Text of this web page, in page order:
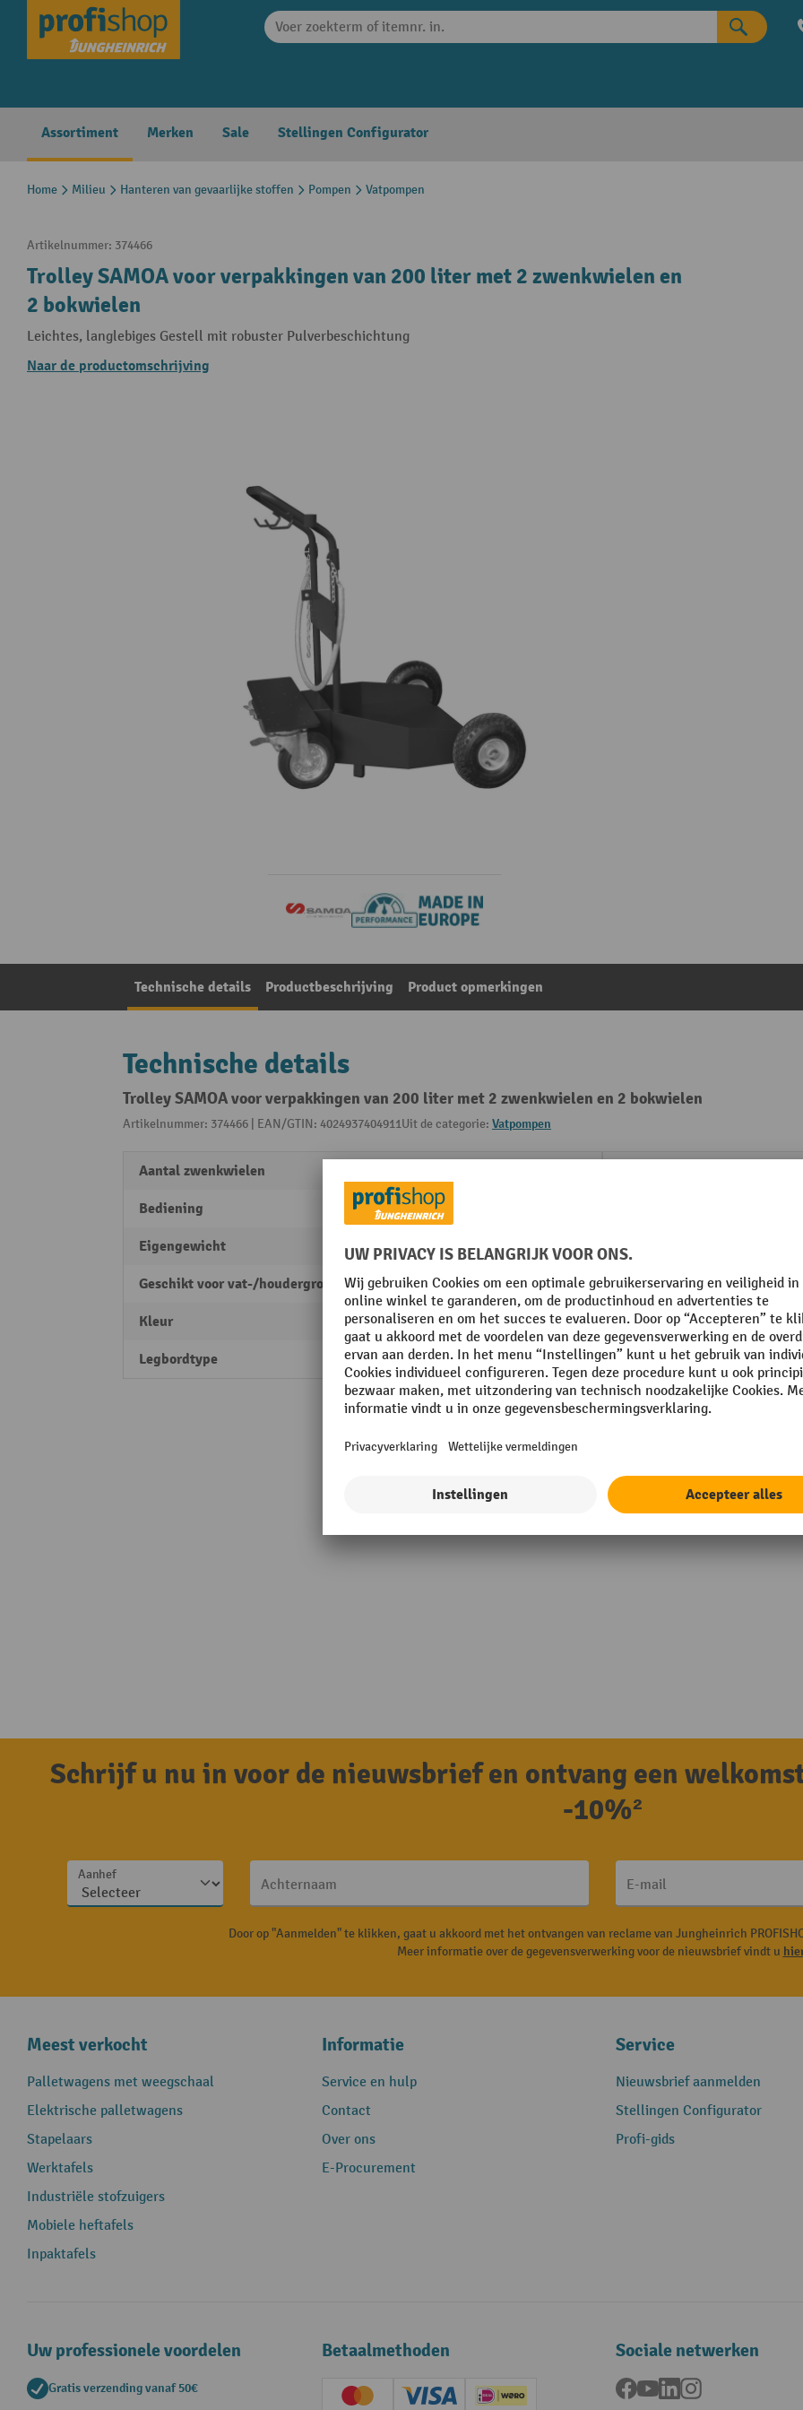
Skip to main navigation
Assortiment Merken Sale Stellingen Configurator
Home Milieu Hanteren van gevaarlijke stoffen Pompen Vatpompen
Artikelnummer: 374466
Trolley SAMOA voor verpakkingen van 200 liter met 2 zwenkwielen en
2 bokwielen
Leichtes, langlebiges Gestell mit robuster Pulverbeschichtung
Naar de productomschrijving
Technische details Productbeschrijving Product opmerkingen
Technische details
Trolley SAMOA voor verpakkingen van 200 liter met 2 zwenkwielen en 2 bokwielen
Artikelnummer: 374466 | EAN/GTIN: 4024937404911Uit de categorie: Vatpompen
Aantal zwenkwielen
Bediening handmatig
Eigengewicht 31 kg
Geschikt voor vat-/houdergrootte 200 liter vat
Kleur zwart
Legbordtype gesloten
Oppervlak
Plaats van vervaardiging
Rollen-vastzetfunctie
Rubriek
Schrijf u nu in voor de nieuwsbrief en ontvang een
-10%²
Aanhef
Achternaam E-mail
Door op "Aanmelden" te klikken, gaat u akkoord met het ontvangen van reclame van Jungheinrich
Meer informatie over de gegevensverwerking voor de nieuwsbrief vindt u
Meest verkocht
Palletwagens met weegschaal
Elektrische palletwagens
Stapelaars
Werktafels
Industriële stofzuigers
Mobiele heftafels
Inpaktafels
Informatie
Service en hulp
Contact
Over ons
E-Procurement
Service
Nieuwsbrief aanmelden
Stellingen Configurator
Profi-gids
Uw professionele voordelen
Gratis verzending vanaf 50€
Betaalmethoden
Creditcard (Master)Creditcard (Visa)iDEAL | Wero
Sociale netwerken
Facebook
YouTubeLinkedInInstagram